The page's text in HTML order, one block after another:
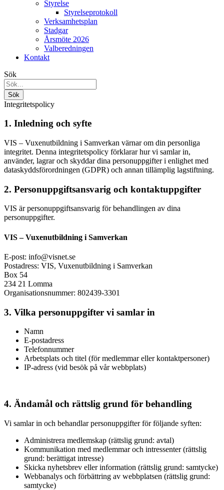
Styrelse
Styrelseprotokoll
Verksamhetsplan
Stadgar
Årsmöte 2026
Valberedningen
Kontakt
Sök
Integritetspolicy
1. Inledning och syfte
VIS – Vuxenutbildning i Samverkan värnar om din personliga
integritet. Denna integritetspolicy förklarar hur vi samlar in,
använder, lagrar och skyddar dina personuppgifter i enlighet med
dataskyddsförordningen (GDPR) och annan tillämplig lagstiftning.
2. Personuppgiftsansvarig och kontaktuppgifter
VIS är personuppgiftsansvarig för behandlingen av dina
personuppgifter.
VIS – Vuxenutbildning i Samverkan
E-post: info@visnet.se
Postadress: VIS, Vuxenutbildning i Samverkan
Box 54
234 21 Lomma
Organisationsnummer: 802439-3301
3. Vilka personuppgifter vi samlar in
Namn
E-postadress
Telefonnummer
Arbetsplats och titel (för medlemmar eller kontaktpersoner)
IP-adress (vid besök på vår webbplats)
4. Ändamål och rättslig grund för behandling
Vi samlar in och behandlar personuppgifter för följande syften:
Administrera medlemskap (rättslig grund: avtal)
Kommunikation med medlemmar och intressenter (rättslig
grund: berättigat intresse)
Skicka nyhetsbrev eller information (rättslig grund: samtycke)
Webbanalys och förbättring av webbplatsen (rättslig grund:
samtycke)